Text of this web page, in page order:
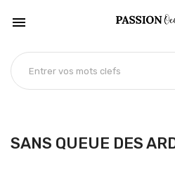

SANS QUEUE DES